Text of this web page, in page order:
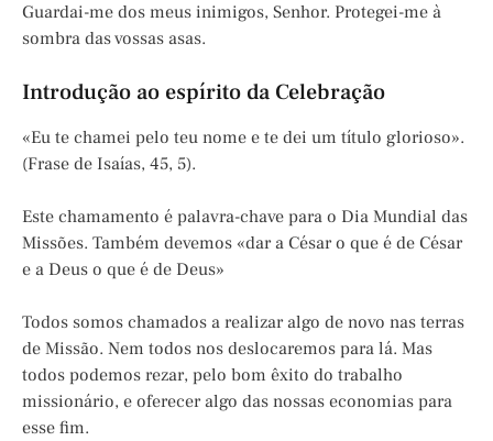
Guardai-me dos meus inimigos, Senhor. Protegei-me à
sombra das vossas asas.
Introdução ao espírito da Celebração
«Eu te chamei pelo teu nome e te dei um título glorioso».
(Frase de Isaías, 45, 5).
Este chamamento é palavra-chave para o Dia Mundial das
Missões. Também devemos «dar a César o que é de César
e a Deus o que é de Deus»
Todos somos chamados a realizar algo de novo nas terras
de Missão. Nem todos nos deslocaremos para lá. Mas
todos podemos rezar, pelo bom êxito do trabalho
missionário, e oferecer algo das nossas economias para
esse fim.